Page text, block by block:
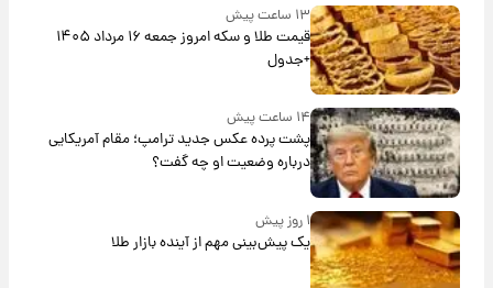
۱۳ ساعت پیش
قیمت طلا و سکه امروز جمعه ۱۶ مرداد ۱۴۰۵
+جدول
۱۴ ساعت پیش
پشت پرده عکس جدید ترامپ؛ مقام آمریکایی
درباره وضعیت او چه گفت؟
۱ روز پیش
یک پیش‌بینی مهم از آینده بازار طلا